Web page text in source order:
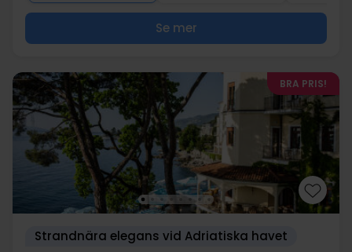
Se mer
BRA PRIS!
Strandnära elegans vid Adriatiska havet